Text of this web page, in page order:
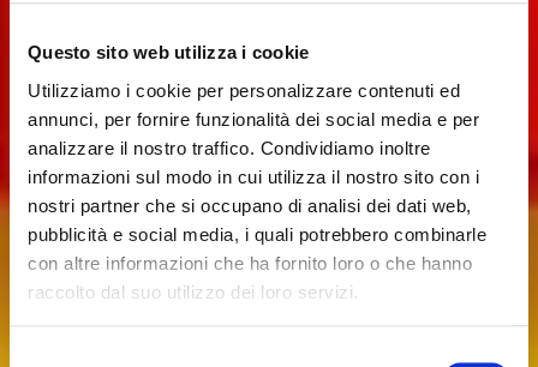
Questo sito web utilizza i cookie
Utilizziamo i cookie per personalizzare contenuti ed
annunci, per fornire funzionalità dei social media e per
analizzare il nostro traffico. Condividiamo inoltre
informazioni sul modo in cui utilizza il nostro sito con i
nostri partner che si occupano di analisi dei dati web,
pubblicità e social media, i quali potrebbero combinarle
con altre informazioni che ha fornito loro o che hanno
raccolto dal suo utilizzo dei loro servizi.